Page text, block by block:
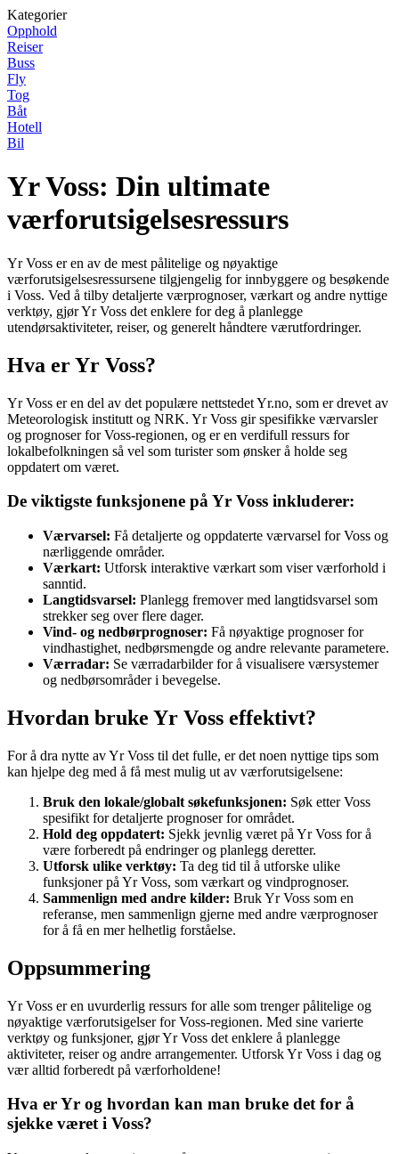
Kategorier
Opphold
Reiser
Buss
Fly
Tog
Båt
Hotell
Bil
Yr Voss: Din ultimate
værforutsigelsesressurs
Yr Voss er en av de mest pålitelige og nøyaktige
værforutsigelsesressursene tilgjengelig for innbyggere og besøkende
i Voss. Ved å tilby detaljerte værprognoser, værkart og andre nyttige
verktøy, gjør Yr Voss det enklere for deg å planlegge
utendørsaktiviteter, reiser, og generelt håndtere værutfordringer.
Hva er Yr Voss?
Yr Voss er en del av det populære nettstedet Yr.no, som er drevet av
Meteorologisk institutt og NRK. Yr Voss gir spesifikke værvarsler
og prognoser for Voss-regionen, og er en verdifull ressurs for
lokalbefolkningen så vel som turister som ønsker å holde seg
oppdatert om været.
De viktigste funksjonene på Yr Voss inkluderer:
Værvarsel: Få detaljerte og oppdaterte værvarsel for Voss og
nærliggende områder.
Værkart: Utforsk interaktive værkart som viser værforhold i
sanntid.
Langtidsvarsel: Planlegg fremover med langtidsvarsel som
strekker seg over flere dager.
Vind- og nedbørprognoser: Få nøyaktige prognoser for
vindhastighet, nedbørsmengde og andre relevante parametere.
Værradar: Se værradarbilder for å visualisere værsystemer
og nedbørsområder i bevegelse.
Hvordan bruke Yr Voss effektivt?
For å dra nytte av Yr Voss til det fulle, er det noen nyttige tips som
kan hjelpe deg med å få mest mulig ut av værforutsigelsene:
Bruk den lokale/globalt søkefunksjonen: Søk etter Voss
spesifikt for detaljerte prognoser for området.
Hold deg oppdatert: Sjekk jevnlig været på Yr Voss for å
være forberedt på endringer og planlegg deretter.
Utforsk ulike verktøy: Ta deg tid til å utforske ulike
funksjoner på Yr Voss, som værkart og vindprognoser.
Sammenlign med andre kilder: Bruk Yr Voss som en
referanse, men sammenlign gjerne med andre værprognoser
for å få en mer helhetlig forståelse.
Oppsummering
Yr Voss er en uvurderlig ressurs for alle som trenger pålitelige og
nøyaktige værforutsigelser for Voss-regionen. Med sine varierte
verktøy og funksjoner, gjør Yr Voss det enklere å planlegge
aktiviteter, reiser og andre arrangementer. Utforsk Yr Voss i dag og
vær alltid forberedt på værforholdene!
Hva er Yr og hvordan kan man bruke det for å
sjekke været i Voss?